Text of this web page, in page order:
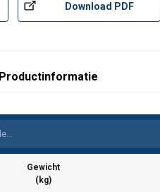
Download PDF
Productinformatie
Gewicht
(kg)